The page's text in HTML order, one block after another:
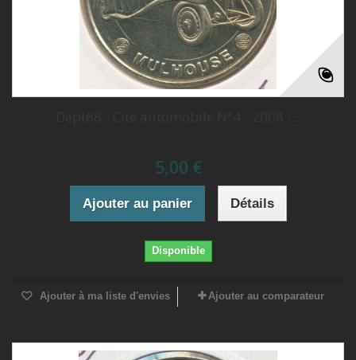
5,00 €
Ajouter au panier Détails
Disponible
Ajouter à ma liste d'envies Ajouter au comparateur